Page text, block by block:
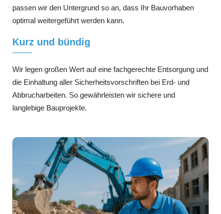
passen wir den Untergrund so an, dass Ihr Bauvorhaben
optimal weitergeführt werden kann.
Kurz und bündig
Wir legen großen Wert auf eine fachgerechte Entsorgung und
die Einhaltung aller Sicherheitsvorschriften bei Erd- und
Abbrucharbeiten. So gewährleisten wir sichere und
langlebige Bauprojekte.